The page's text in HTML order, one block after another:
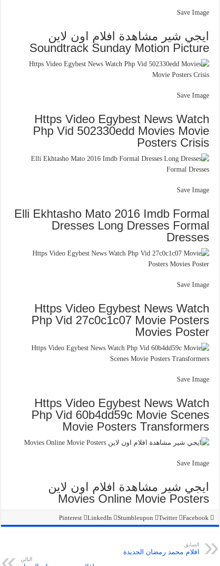
Save Image
ايجي شير مشاهدة افلام اون لاين
Soundtrack Sunday Motion Picture
Save Image
Https Video Egybest News Watch
Php Vid 502330edd Movies Movie
Posters Crisis
Save Image
Elli Ekhtasho Mato 2016 Imdb Formal
Dresses Long Dresses Formal
Dresses
Save Image
Https Video Egybest News Watch
Php Vid 27c0c1c07 Movie Posters
Movies Poster
Save Image
Https Video Egybest News Watch
Php Vid 60b4dd59c Movie Scenes
Movie Posters Transformers
Save Image
ايجي شير مشاهدة افلام اون لاين
Movies Online Movie Posters
Facebook
Twitter
Stumbleupon
LinkedIn
Pinterest
السابق
افلام محمد رمضان الجديدة
التالي